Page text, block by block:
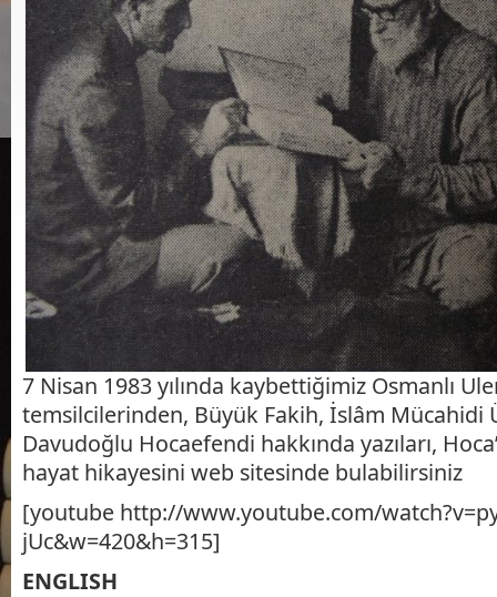
7 Nisan 1983 yılında kaybettiğimiz Osmanlı
temsilcilerinden, Büyük Fakih, İslâm Mücahidi
Davudoğlu Hocaefendi hakkında yazıları,
hayat hikayesini web sitesinde bulabilirsiniz
[youtube http://www.youtube.com/
jUc&w=420&h=315]
ENGLISH